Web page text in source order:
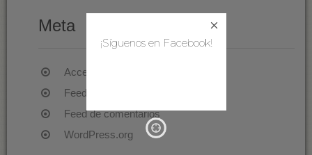
Meta
Acceder
Feed de entradas
Feed de comentarios
WordPress.org
¡Síguenos en Facebook!